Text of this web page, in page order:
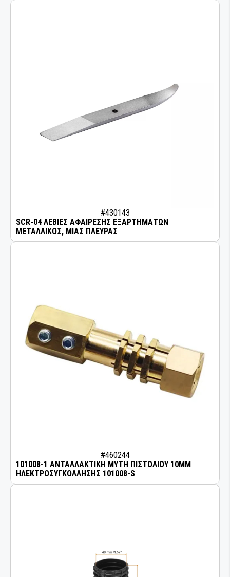
#430143
SCR-04 ΛΕΒΙΕΣ ΑΦΑΙΡΕΣΗΣ ΕΞΑΡΤΗΜΑΤΩΝ
ΜΕΤΑΛΛΙΚΟΣ, ΜΙΑΣ ΠΛΕΥΡΑΣ
#460244
101008-1 ΑΝΤΑΛΛΑΚΤΙΚΗ ΜΥΤΗ ΠΙΣΤΟΛΙΟΥ 10MM
ΗΛΕΚΤΡΟΣΥΓΚΟΛΛΗΣΗΣ 101008-S